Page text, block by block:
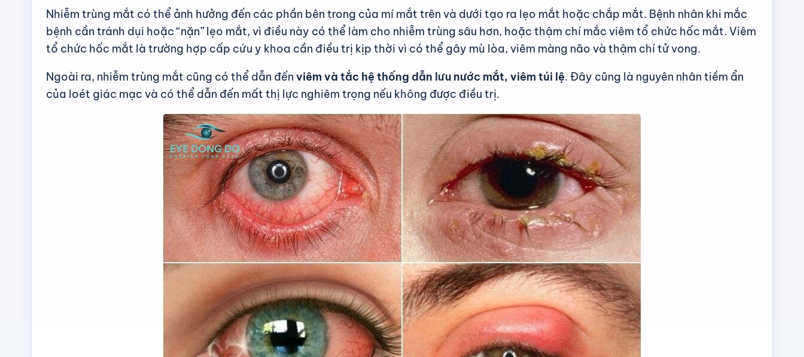
Nhiễm trùng mắt có thể ảnh hưởng đến các phần bên trong của mí mắt trên và dưới tạo ra lẹo mắt hoặc chắp mắt. Bệnh nhân khi mắc
bệnh cần tránh dụi hoặc “nặn” lẹo mắt, vì điều này có thể làm cho nhiễm trùng sâu hơn, hoặc thậm chí mắc viêm tổ chức hốc mắt. Viêm
tổ chức hốc mắt là trường hợp cấp cứu y khoa cần điều trị kịp thời vì có thể gây mù lòa, viêm màng não và thậm chí tử vong.
Ngoài ra, nhiễm trùng mắt cũng có thể dẫn đến viêm và tắc hệ thống dẫn lưu nước mắt, viêm túi lệ. Đây cũng là nguyên nhân tiềm ẩn
của loét giác mạc và có thể dẫn đến mất thị lực nghiêm trọng nếu không được điều trị.